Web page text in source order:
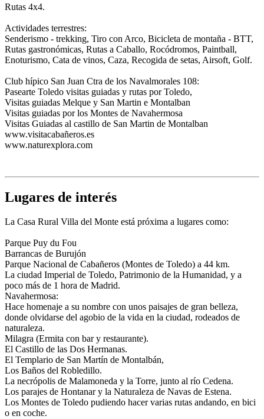
Rutas 4x4.
Actividades terrestres:
Senderismo - trekking, Tiro con Arco, Bicicleta de montaña - BTT,
Rutas gastronómicas, Rutas a Caballo, Rocódromos, Paintball,
Enoturismo, Cata de vinos, Caza, Recogida de setas, Airsoft, Golf.
Club hípico San Juan Ctra de los Navalmorales 108:
Pasearte Toledo visitas guiadas y rutas por Toledo,
Visitas guiadas Melque y San Martin e Montalban
Visitas guiadas por los Montes de Navahermosa
Visitas Guiadas al castillo de San Martin de Montalban
www.visitacabañeros.es
www.naturexplora.com
Lugares de interés
La Casa Rural Villa del Monte está próxima a lugares como:
Parque Puy du Fou
Barrancas de Burujón
Parque Nacional de Cabañeros (Montes de Toledo) a 44 km.
La ciudad Imperial de Toledo, Patrimonio de la Humanidad, y a
poco más de 1 hora de Madrid.
Navahermosa:
Hace homenaje a su nombre con unos paisajes de gran belleza,
donde olvidarse del agobio de la vida en la ciudad, rodeados de
naturaleza.
Milagra (Ermita con bar y restaurante).
El Castillo de las Dos Hermanas.
El Templario de San Martín de Montalbán,
Los Baños del Robledillo.
La necrópolis de Malamoneda y la Torre, junto al río Cedena.
Los parajes de Hontanar y la Naturaleza de Navas de Estena.
Los Montes de Toledo pudiendo hacer varias rutas andando, en bici
o en coche.